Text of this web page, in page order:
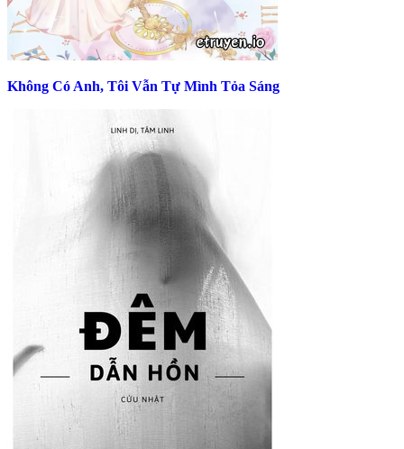
Không Có Anh, Tôi Vẫn Tự Mình Tỏa Sáng